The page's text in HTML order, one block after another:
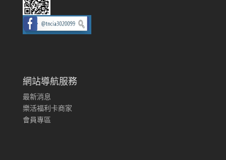
網站導航服務
最新消息
樂活福利卡商家
會員專區